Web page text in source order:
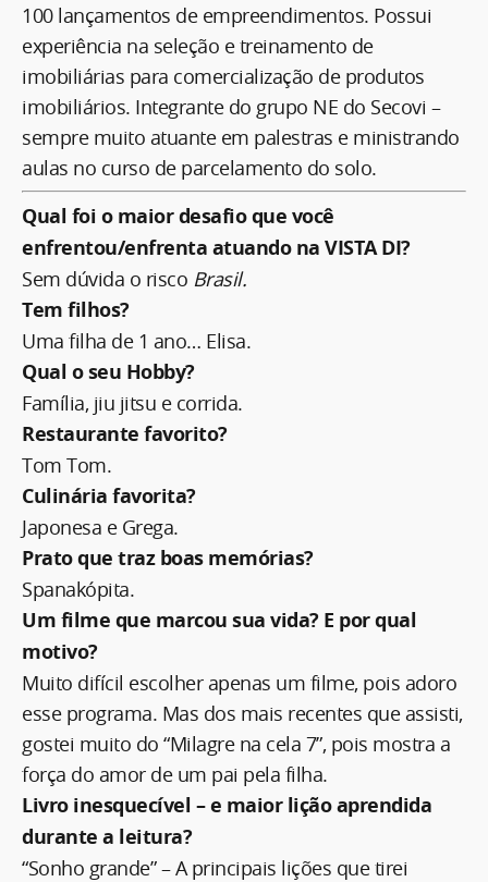
100 lançamentos de empreendimentos. Possui
experiência na seleção e treinamento de
imobiliárias para comercialização de produtos
imobiliários. Integrante do grupo NE do Secovi –
sempre muito atuante em palestras e ministrando
aulas no curso de parcelamento do solo.
Qual foi o maior desafio que você
enfrentou/enfrenta atuando na VISTA DI?
Sem dúvida o risco Brasil.
Tem filhos?
Uma filha de 1 ano… Elisa.
Qual o seu Hobby?
Família, jiu jitsu e corrida.
Restaurante favorito?
Tom Tom.
Culinária favorita?
Japonesa e Grega.
Prato que traz boas memórias?
Spanakópita.
Um filme que marcou sua vida? E por qual
motivo?
Muito difícil escolher apenas um filme, pois adoro
esse programa. Mas dos mais recentes que assisti,
gostei muito do “Milagre na cela 7”, pois mostra a
força do amor de um pai pela filha.
Livro inesquecível – e maior lição aprendida
durante a leitura?
“Sonho grande” – A principais lições que tirei